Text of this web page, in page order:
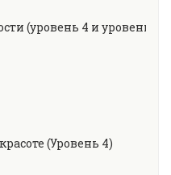
(уровень 4 и уровень 5)
(Уровень 4)